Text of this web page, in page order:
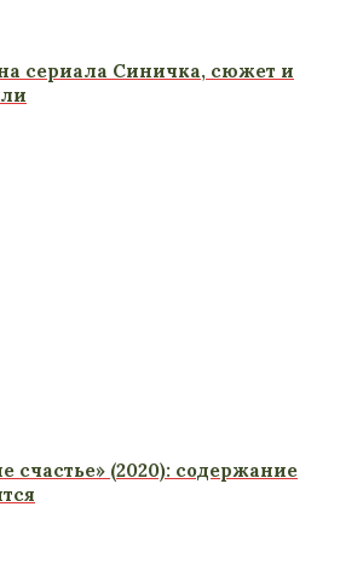
сериала Синичка, сюжет и
счастье» (2020): содержание